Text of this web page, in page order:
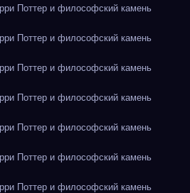
Поттер и философский камень
Поттер и философский камень
Поттер и философский камень
Поттер и философский камень
Поттер и философский камень
Поттер и философский камень
Поттер и философский камень